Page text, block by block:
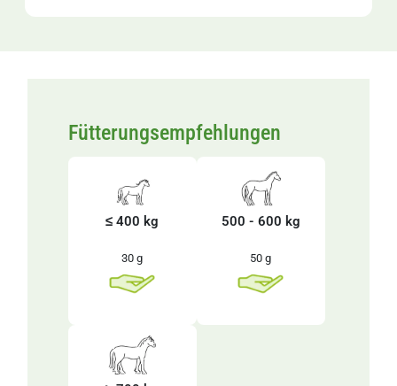
Fütterungsempfehlungen
≤ 400 kg
30 g
500 - 600 kg
50 g